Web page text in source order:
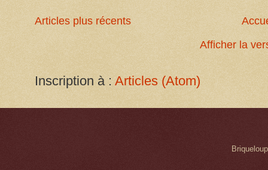
Articles plus récents
Afficher la
Inscription à : Articles (Atom)